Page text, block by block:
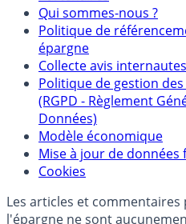
Mentions légales et
Partenaires
Qui sommes-nous ?
Politique de
épargne
Collecte avis internautes
Politique de gestion des
(RGPD - Règlement
Données)
Modèle économique
Cookies